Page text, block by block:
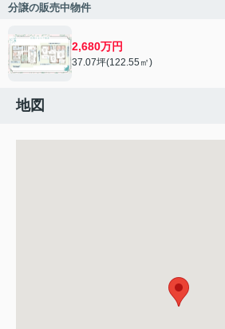
分譲の販売中物件
2,680万円
37.07坪(122.55㎡)
地図